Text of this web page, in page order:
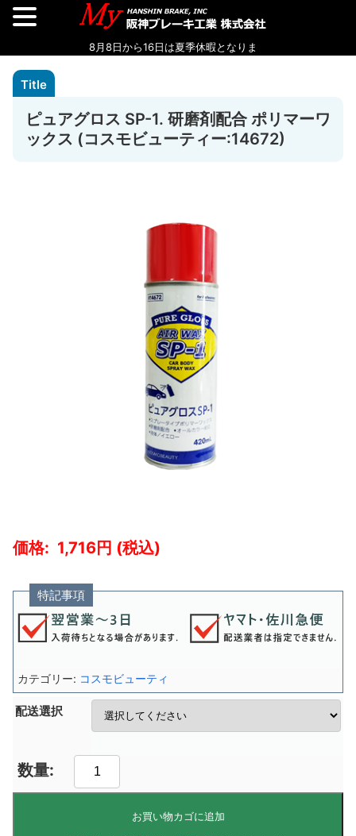
ピュアグロス SP-1. 研磨剤配合 ポリマーワ
ックス (コスモビューティー:14672)
1,716
特記事項
配送選択
お買い物カゴに追加
カテゴリー: コスモビューティ